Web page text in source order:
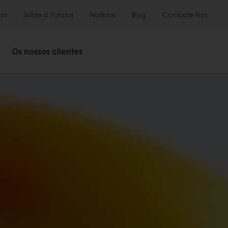
Sobre a Puratos Notícias Blog Contacte-Nos
Os nossos clientes